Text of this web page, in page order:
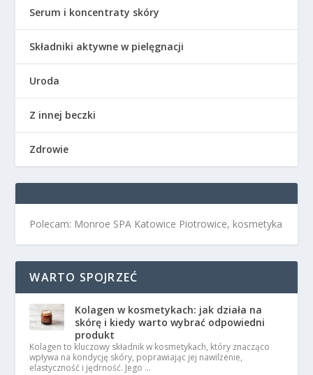
Serum i koncentraty skóry
Składniki aktywne w pielęgnacji
Uroda
Z innej beczki
Zdrowie
Polecam: Monroe SPA Katowice Piotrowice, kosmetyka
WARTO SPOJRZEĆ
Kolagen w kosmetykach: jak działa na
skórę i kiedy warto wybrać odpowiedni
produkt
Kolagen to kluczowy składnik w kosmetykach, który znacząco
wpływa na kondycję skóry, poprawiając jej nawilżenie,
elastyczność i jędrność. Jego …